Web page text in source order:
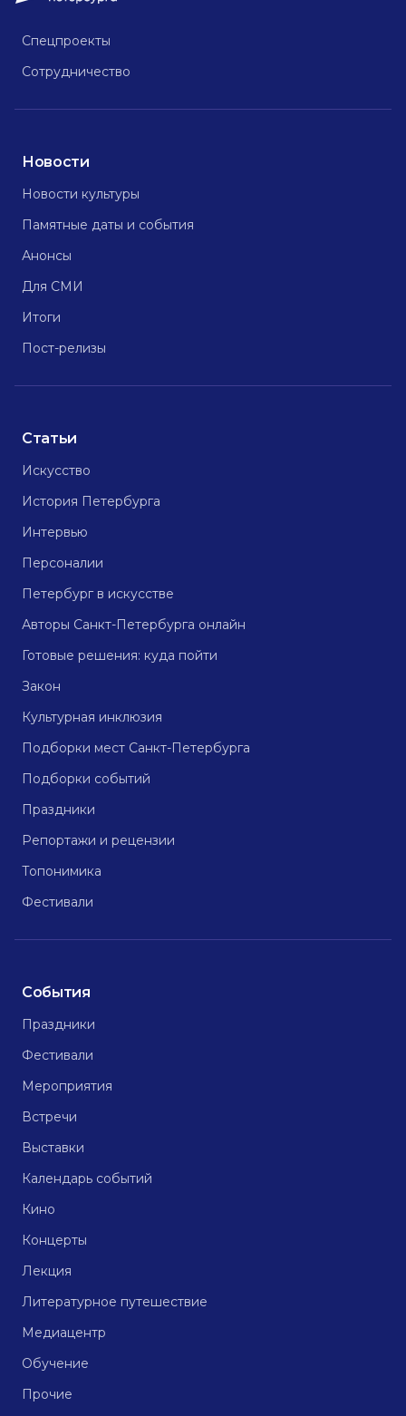
Спецпроекты
Сотрудничество
Новости
Новости культуры
Памятные даты и события
Анонсы
Для СМИ
Итоги
Пост-релизы
Статьи
Искусство
История Петербурга
Интервью
Персоналии
Петербург в искусстве
Авторы Санкт-Петербурга онлайн
Готовые решения: куда пойти
Закон
Культурная инклюзия
Подборки мест Санкт-Петербурга
Подборки событий
Праздники
Репортажи и рецензии
Топонимика
Фестивали
События
Праздники
Фестивали
Мероприятия
Встречи
Выставки
Календарь событий
Кино
Концерты
Лекция
Литературное путешествие
Медиацентр
Обучение
Прочие